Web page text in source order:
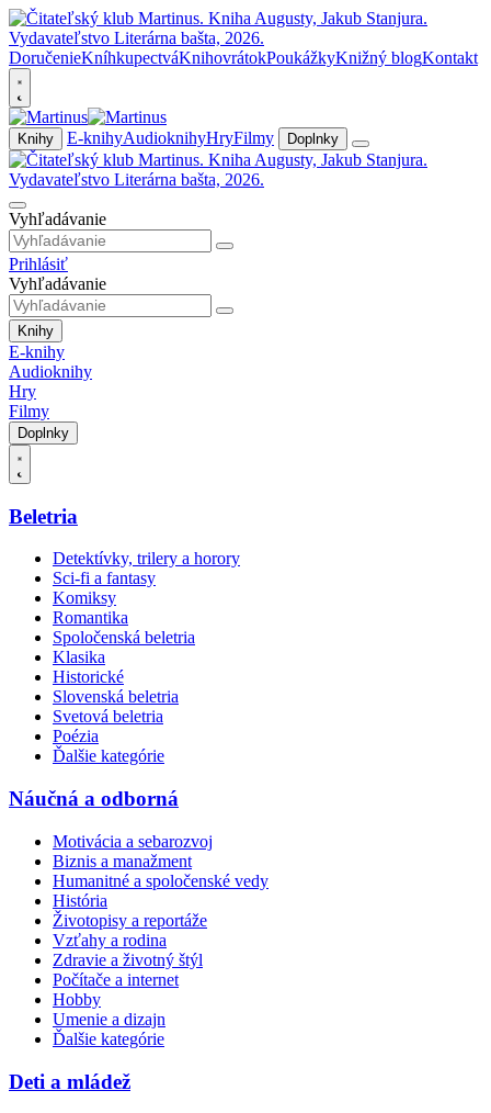
DoručenieKníhkupectváKnihovrátokPoukážkyKnižný blogKontakt
Knihy E-knihyAudioknihyHryFilmy Doplnky
Vyhľadávanie
Prihlásiť
Vyhľadávanie
Knihy
E-knihy
Audioknihy
Hry
Filmy
Doplnky
Beletria
Detektívky, trilery a horory
Sci-fi a fantasy
Komiksy
Romantika
Spoločenská beletria
Klasika
Historické
Slovenská beletria
Svetová beletria
Poézia
Ďalšie kategórie
Náučná a odborná
Motivácia a sebarozvoj
Biznis a manažment
Humanitné a spoločenské vedy
História
Životopisy a reportáže
Vzťahy a rodina
Zdravie a životný štýl
Počítače a internet
Hobby
Umenie a dizajn
Ďalšie kategórie
Deti a mládež